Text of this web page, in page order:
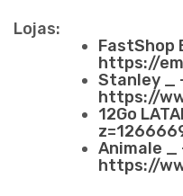
Lojas:
FastShop
https://
Stanley _
https://
12Go
Animale _
https://